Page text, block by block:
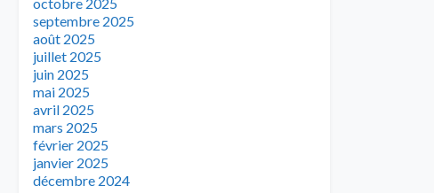
septembre 2025
août 2025
juillet 2025
juin 2025
mai 2025
avril 2025
mars 2025
février 2025
janvier 2025
décembre 2024